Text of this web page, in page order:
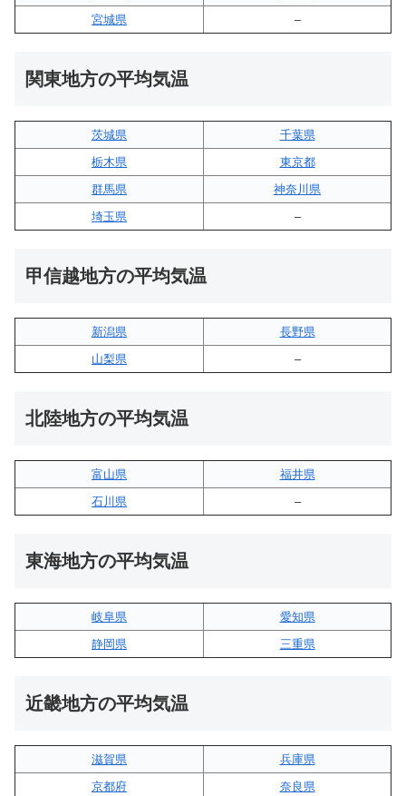
宮城県
–
関東地方の平均気温
茨城県
千葉県
栃木県
東京都
群馬県
神奈川県
埼玉県
–
甲信越地方の平均気温
新潟県
長野県
山梨県
–
北陸地方の平均気温
富山県
福井県
石川県
–
東海地方の平均気温
岐阜県
愛知県
静岡県
三重県
近畿地方の平均気温
滋賀県
兵庫県
京都府
奈良県